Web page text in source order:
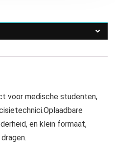
voor medische studenten,
en klein formaat,